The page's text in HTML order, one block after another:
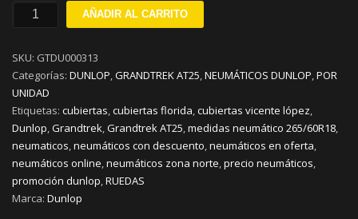
265/60R18
AT25
H110
cantidad
AÑADIR AL CARRITO
SKU: GTDU000313
Categorías: DUNLOP,GRANDTREK AT25,NEUMÁTICOS DUNLOP,POR
UNIDAD
Etiquetas: cubiertas,cubiertas florida,cubiertas vicente lópez,
Dunlop,Grandtrek,Grandtrek AT25,medidas neumático 265/60R18,
neumaticos,neumáticos con descuento,neumáticos en oferta,
neumáticos online,neumáticos zona norte,precio neumáticos,
promoción dunlop,RUEDAS
Marca: Dunlop